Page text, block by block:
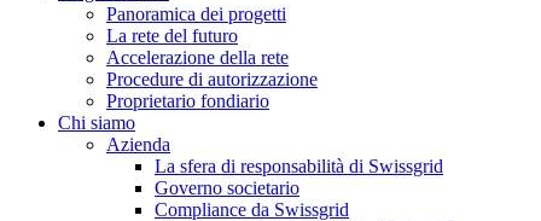
Panoramica dei progetti
La rete del futuro
Accelerazione della rete
Procedure di autorizzazione
Proprietario fondiario
Chi siamo
Azienda
La sfera di responsabilità di Swissgrid
Governo societario
Compliance da Swissgrid